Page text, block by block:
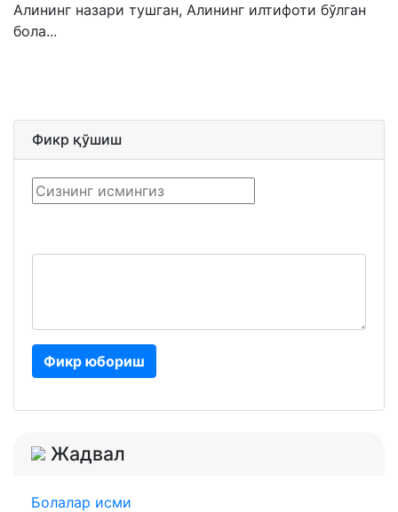
Алининг назари тушган, Алининг илтифоти бўлган
бола...
Фикр қўшиш
Фикр юбориш
Жадвал
Болалар исми